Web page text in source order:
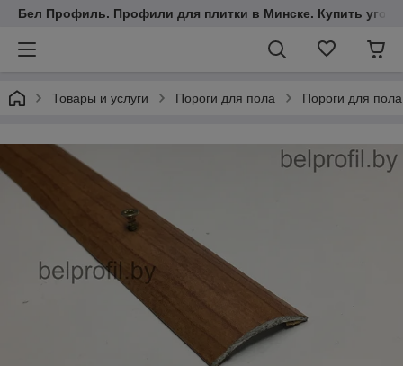
Бел Профиль. Профили для плитки в Минске. Купить
Товары и услуги Пороги для пола Пороги для